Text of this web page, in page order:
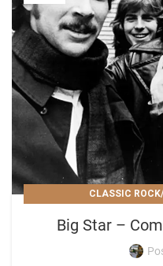
CLASSIC
Big Star –